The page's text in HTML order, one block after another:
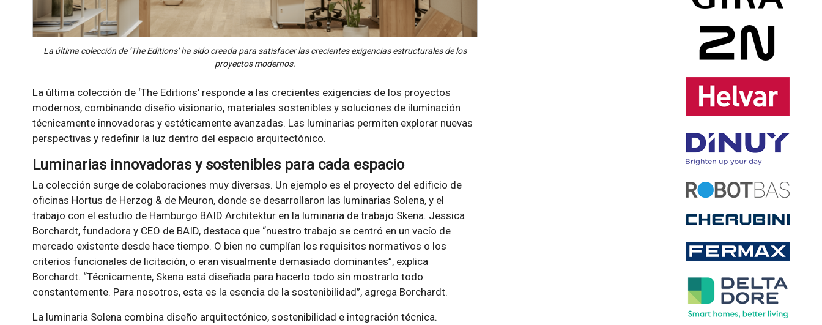
La última colección de ‘The Editions’ ha sido creada para satisfacer las crecientes exigencias estructurales de los
proyectos modernos.
La última colección de ‘The Editions’ responde a las crecientes exigencias de los proyectos
modernos, combinando diseño visionario, materiales sostenibles y soluciones de iluminación
técnicamente innovadoras y estéticamente avanzadas. Las luminarias permiten explorar nuevas
perspectivas y redefinir la luz dentro del espacio arquitectónico.
Luminarias innovadoras y sostenibles para cada espacio
La colección surge de colaboraciones muy diversas. Un ejemplo es el proyecto del edificio de
oficinas Hortus de Herzog & de Meuron, donde se desarrollaron las luminarias Solena, y el
trabajo con el estudio de Hamburgo BAID Architektur en la luminaria de trabajo Skena. Jessica
Borchardt, fundadora y CEO de BAID, destaca que “nuestro trabajo se centró en un vacío de
mercado existente desde hace tiempo. O bien no cumplían los requisitos normativos o los
criterios funcionales de licitación, o eran visualmente demasiado dominantes”, explica
Borchardt. “Técnicamente, Skena está diseñada para hacerlo todo sin mostrarlo todo
constantemente. Para nosotros, esta es la esencia de la sostenibilidad”, agrega Borchardt.
La luminaria Solena combina diseño arquitectónico, sostenibilidad e integración técnica.